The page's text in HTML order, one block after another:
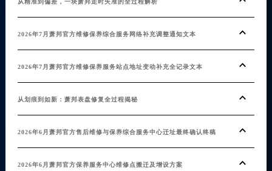
从精准到偏差，一块萧邦走时失准的全过程解析
2026年7月萧邦官方维修保养综合服务网络补充调整通知文本
2026年7月萧邦官方维修保养服务站点地址变动补充全记录文本
从划痕到如新：萧邦表盘修复全过程揭秘
2026年6月萧邦官方售后维修与保养综合服务中心迁址最终确认终稿
2026年6月萧邦官方保养服务中心维修点搬迁及增设方案